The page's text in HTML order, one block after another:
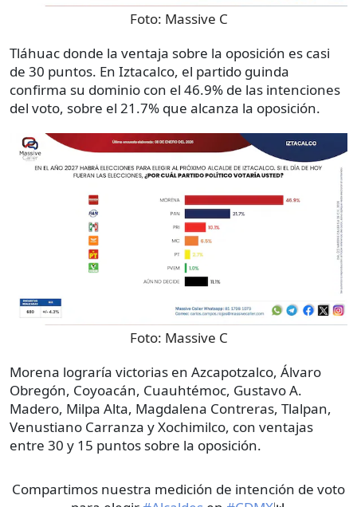
Foto: Massive C
Tláhuac donde la ventaja sobre la oposición es casi
de 30 puntos. En Iztacalco, el partido guinda
confirma su dominio con el 46.9% de las intenciones
del voto, sobre el 21.7% que alcanza la oposición.
Foto: Massive C
Morena lograría victorias en Azcapotzalco, Álvaro
Obregón, Coyoacán, Cuauhtémoc, Gustavo A.
Madero, Milpa Alta, Magdalena Contreras, Tlalpan,
Venustiano Carranza y Xochimilco, con ventajas
entre 30 y 15 puntos sobre la oposición.
Compartimos nuestra medición de intención de voto